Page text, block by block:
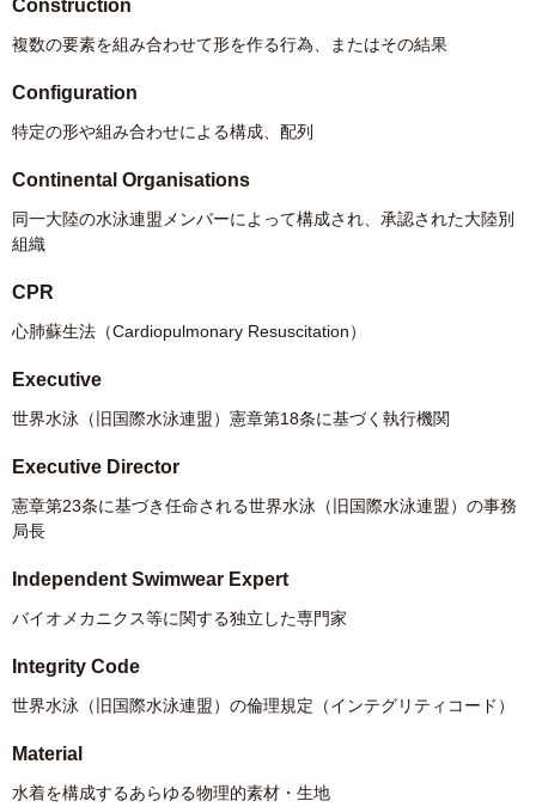
Construction
複数の要素を組み合わせて形を作る行為、またはその結果
Configuration
特定の形や組み合わせによる構成、配列
Continental Organisations
同一大陸の水泳連盟メンバーによって構成され、承認された大陸別
組織
CPR
心肺蘇生法（Cardiopulmonary Resuscitation）
Executive
世界水泳（旧国際水泳連盟）憲章第18条に基づく執行機関
Executive Director
憲章第23条に基づき任命される世界水泳（旧国際水泳連盟）の事務
局長
Independent Swimwear Expert
バイオメカニクス等に関する独立した専門家
Integrity Code
世界水泳（旧国際水泳連盟）の倫理規定（インテグリティコード）
Material
水着を構成するあらゆる物理的素材・生地